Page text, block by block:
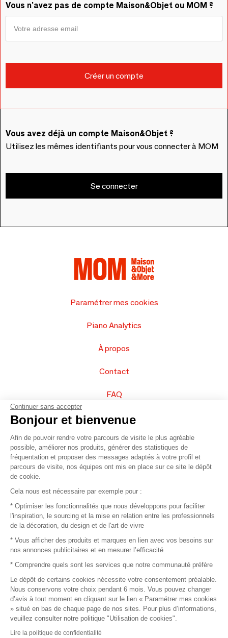
Vous n'avez pas de compte Maison&Objet ou MOM ?
Vous avez déjà un compte Maison&Objet ?
Utilisez les mêmes identifiants pour vous connecter à MOM
Se connecter
Paramétrer mes cookies
Piano Analytics
À propos
Contact
FAQ
Vendez vos produits
Plan du site
© 2016 –Organisation SAFI
Recrutement
Mentions légales
Conditions commerciales
Continuer sans accepter
Bonjour et bienvenue
Afin de pouvoir rendre votre parcours de visite le plus agréable
possible, améliorer nos produits, générer des statistiques de
fréquentation et proposer des messages adaptés à votre profil et
parcours de visite, nos équipes ont mis en place sur ce site le dépôt
de cookie.
Cela nous est nécessaire par exemple pour :
* Optimiser les fonctionnalités que nous développons pour faciliter
l'inspiration, le sourcing et la mise en relation entre les professionnels
de la décoration, du design et de l'art de vivre
* Vous afficher des produits et marques en lien avec vos besoins sur
nos annonces publicitaires et en mesurer l’efficacité
* Comprendre quels sont les services que notre communauté préfère
Le dépôt de certains cookies nécessite votre consentement préalable.
Nous conservons votre choix pendant 6 mois. Vous pouvez changer
d’avis à tout moment en cliquant sur le lien « Paramétrer mes cookies
» situé en bas de chaque page de nos sites. Pour plus d’informations,
veuillez consulter notre politique "Utilisation de cookies".
Lire la politique de confidentialité